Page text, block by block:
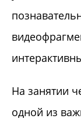
На занятии
одной из